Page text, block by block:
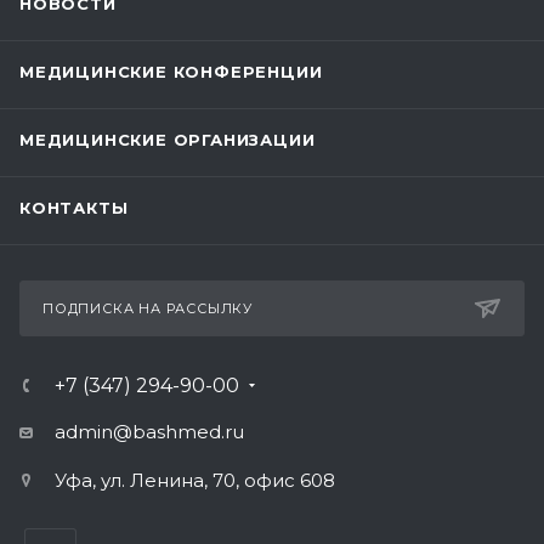
МЕДИЦИНСКИЕ КОНФЕРЕНЦИИ
МЕДИЦИНСКИЕ ОРГАНИЗАЦИИ
КОНТАКТЫ
ПОДПИСКА НА РАССЫЛКУ
+7 (347) 294-90-00
admin@bashmed.ru
Уфа, ул. Ленина, 70, офис 608